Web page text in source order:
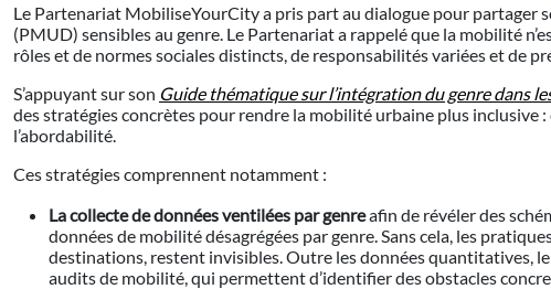
Le Partenariat MobiliseYourCity a pris part au dialogue pour partager
(PMUD) sensibles au genre. Le Partenariat a rappelé que la mobilité
rôles et de normes sociales distincts, de responsabilités variées et de
S’appuyant sur son Guide thématique sur l’intégration du genre dans
des stratégies concrètes pour rendre la mobilité urbaine plus inclusive
l’abordabilité.
Ces stratégies comprennent notamment :
La collecte de données ventilées par genreafin de révéler des
données de mobilité désagrégées par genre. Sans cela, les
destinations, restent invisibles. Outre les données quantitatives,
audits de mobilité, qui permettent d’identifier des obstacles